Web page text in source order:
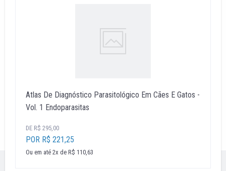
Atlas De Diagnóstico Parasitológico Em Cães E Gatos -
Vol. 1 Endoparasitas
DE R$ 295,00
POR R$ 221,25
Ou em até 2x de R$ 110,63